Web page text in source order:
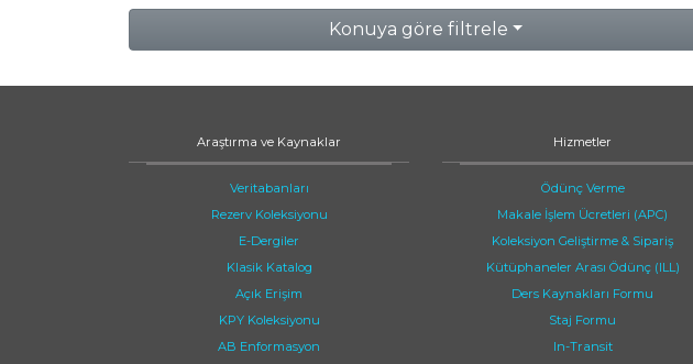
Konuya göre filtrele
Araştırma ve Kaynaklar
Veritabanları
Rezerv Koleksiyonu
E-Dergiler
Klasik Katalog
Açık Erişim
KPY Koleksiyonu
AB Enformasyon
Hizmetler
Ödünç Verme
Makale İşlem Ücretleri (APC)
Koleksiyon Geliştirme & Sipariş
Kütüphaneler Arası Ödünç (ILL)
Ders Kaynakları Formu
Staj Formu
In-Transit